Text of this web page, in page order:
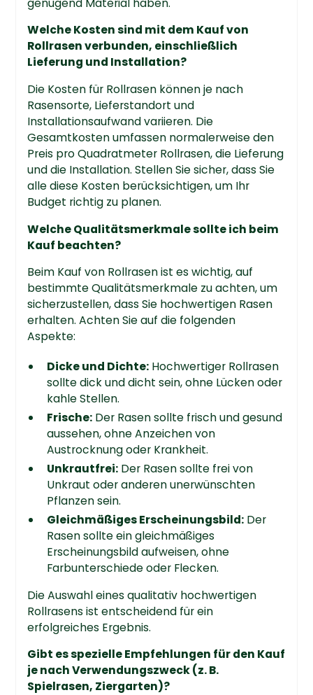
Welche Kosten sind mit dem Kauf von
Rollrasen verbunden, einschließlich
Lieferung und Installation?
Die Kosten für Rollrasen können je nach
Rasensorte, Lieferstandort und
Installationsaufwand variieren. Die
Gesamtkosten umfassen normalerweise den
Preis pro Quadratmeter Rollrasen, die Lieferung
und die Installation. Stellen Sie sicher, dass Sie
alle diese Kosten berücksichtigen, um Ihr
Budget richtig zu planen.
Welche Qualitätsmerkmale sollte ich beim
Kauf beachten?
Beim Kauf von Rollrasen ist es wichtig, auf
bestimmte Qualitätsmerkmale zu achten, um
sicherzustellen, dass Sie hochwertigen Rasen
erhalten. Achten Sie auf die folgenden
Aspekte:
Dicke und Dichte:Hochwertiger Rollrasen
sollte dick und dicht sein, ohne Lücken oder
kahle Stellen.
Frische:Der Rasen sollte frisch und gesund
aussehen, ohne Anzeichen von
Austrocknung oder Krankheit.
Unkrautfrei:Der Rasen sollte frei von
Unkraut oder anderen unerwünschten
Pflanzen sein.
Gleichmäßiges Erscheinungsbild:Der
Rasen sollte ein gleichmäßiges
Erscheinungsbild aufweisen, ohne
Farbunterschiede oder Flecken.
Die Auswahl eines qualitativ hochwertigen
Rollrasens ist entscheidend für ein
erfolgreiches Ergebnis.
Gibt es spezielle Empfehlungen für den Kauf
je nach Verwendungszweck (z. B.
Spielrasen, Ziergarten)?